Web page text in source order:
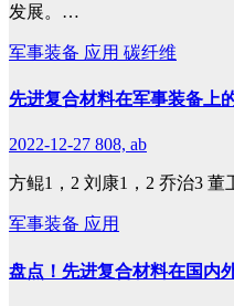
发展。…
军事装备 应用 碳纤维
先进复合材料在军事装备
2022-12-27 808, ab
方鲲1，2 刘康1，2 乔治3
军事装备 应用
盘点！先进复合材料在国内